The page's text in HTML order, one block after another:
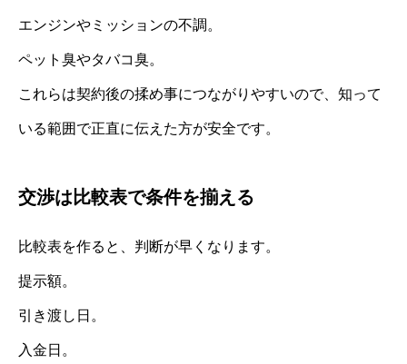
エンジンやミッションの不調。
ペット臭やタバコ臭。
これらは契約後の揉め事につながりやすいので、知って
いる範囲で正直に伝えた方が安全です。
交渉は比較表で条件を揃える
比較表を作ると、判断が早くなります。
提示額。
引き渡し日。
入金日。